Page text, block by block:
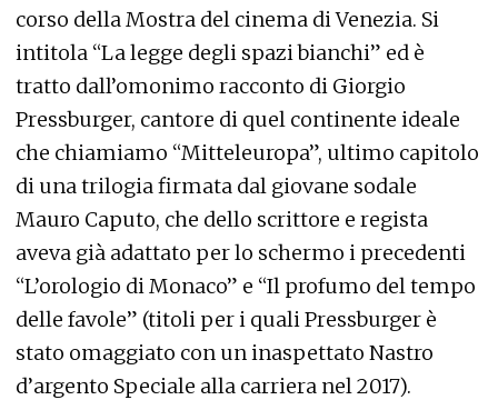
corso della Mostra del cinema di Venezia. Si
intitola “La legge degli spazi bianchi” ed è
tratto dall’omonimo racconto di Giorgio
Pressburger, cantore di quel continente ideale
che chiamiamo “Mitteleuropa”, ultimo capitolo
di una trilogia firmata dal giovane sodale
Mauro Caputo, che dello scrittore e regista
aveva già adattato per lo schermo i precedenti
“L’orologio di Monaco” e “Il profumo del tempo
delle favole” (titoli per i quali Pressburger è
stato omaggiato con un inaspettato Nastro
d’argento Speciale alla carriera nel 2017).